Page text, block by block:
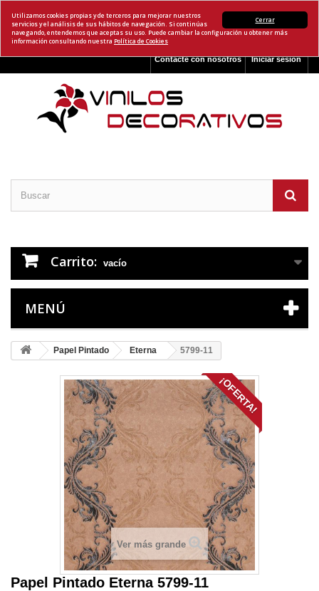
Cerrar
Utilizamos cookies propias y de terceros para mejorar nuestros
servicios y el análisis de sus hábitos de navegación. Si continúas
navegando, entendemos que aceptas su uso. Puede cambiar la configuración u obtener más
información consultando nuestra Política de Cookies
Iniciar sesión
Contacte con nosotros
Carrito: vacío
MENÚ
Papel Pintado Eterna 5799-11
¡OFERTA!
Ver más grande
Papel Pintado Eterna 5799-11